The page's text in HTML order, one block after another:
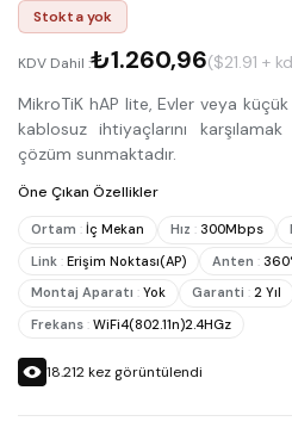
Stokta yok
KDV Dahil :₺1.260,96($21.91 +
MikroTiK hAP lite, Evler veya
kablosuz ihtiyaçlarını
çözüm sunmaktadır.
Öne Çıkan Özellikler
Ortam : İç Mekan Hız : 300Mbps
Link : Erişim Noktası(AP) Anten :
Montaj Aparatı : Yok Garanti : 2 Yıl
Frekans : WiFi4(802.11n)2.4HGz
18.212kez görüntülendi